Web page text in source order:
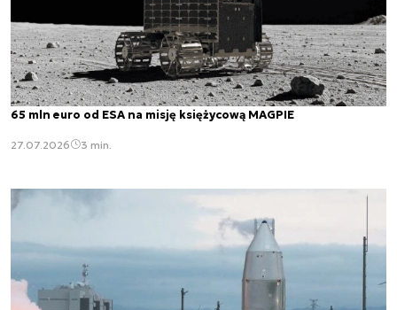
65 mln euro od ESA na misję księżycową MAGPIE
27.07.2026 3 min.